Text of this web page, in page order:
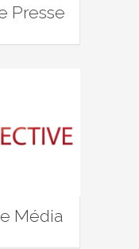
Presse
Média